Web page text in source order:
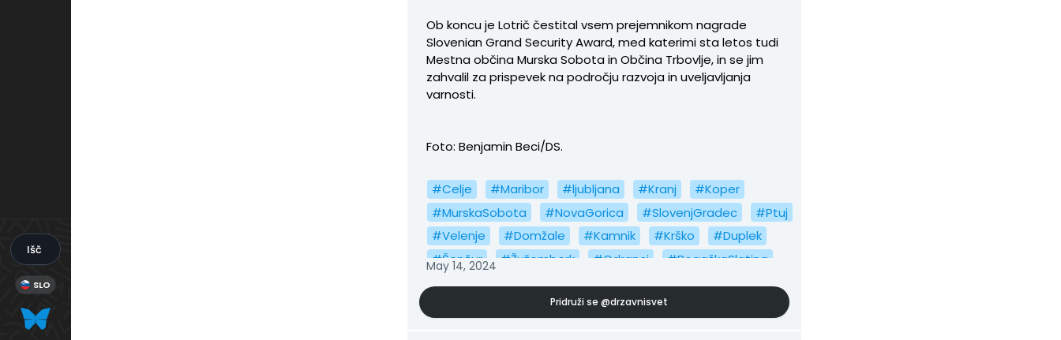
Išči
SLO
Ob koncu je Lotrič čestital vsem prejemnikom nagrade
Slovenian Grand Security Award, med katerimi sta letos tudi
Mestna občina Murska Sobota in Občina Trbovlje, in se jim
zahvalil za prispevek na področju razvoja in uveljavljanja
varnosti.
Foto: Benjamin Beci/DS.
#Celje #Maribor #ljubljana #Kranj
#Koper
#MurskaSobota
#NovaGorica #SlovenjGradec
#Ptuj
#Velenje
#Domžale #Kamnik #Krško
#Duplek
#Šenčur
#Žužemberk #Odranci
#RogaškaSlatina
#Sežana
#Logatec #IlirskaBistrica
#Brezovica
#Bohinj #Radenci
May 14, 2024
Pridruži se @drzavnisvet